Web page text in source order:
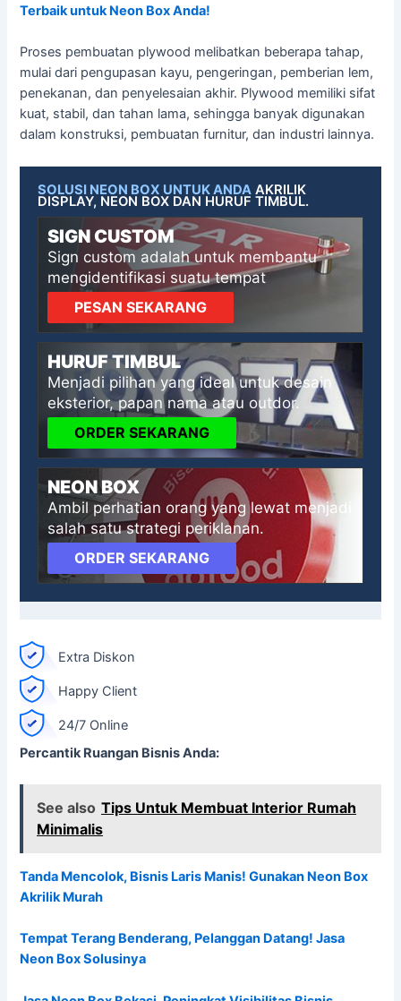
Terbaik untuk Neon Box Anda!
Proses pembuatan plywood melibatkan beberapa tahap,
mulai dari pengupasan kayu, pengeringan, pemberian lem,
penekanan, dan penyelesaian akhir. Plywood memiliki sifat
kuat, stabil, dan tahan lama, sehingga banyak digunakan
dalam konstruksi, pembuatan furnitur, dan industri lainnya.
SOLUSI NEON BOX UNTUK ANDA AKRILIK
DISPLAY, NEON BOX DAN HURUF TIMBUL.
SIGN CUSTOM
Sign custom adalah untuk membantu
mengidentifikasi suatu tempat
PESAN SEKARANG
HURUF TIMBUL
Menjadi pilihan yang ideal untuk desain
eksterior, papan nama atau outdor.
ORDER SEKARANG
NEON BOX
Ambil perhatian orang yang lewat menjadi
salah satu strategi periklanan.
ORDER SEKARANG
Extra Diskon
Happy Client
24/7 Online
Percantik Ruangan Bisnis Anda:
See also Tips Untuk Membuat Interior Rumah
Minimalis
Tanda Mencolok, Bisnis Laris Manis! Gunakan Neon Box
Akrilik Murah
Tempat Terang Benderang, Pelanggan Datang! Jasa
Neon Box Solusinya